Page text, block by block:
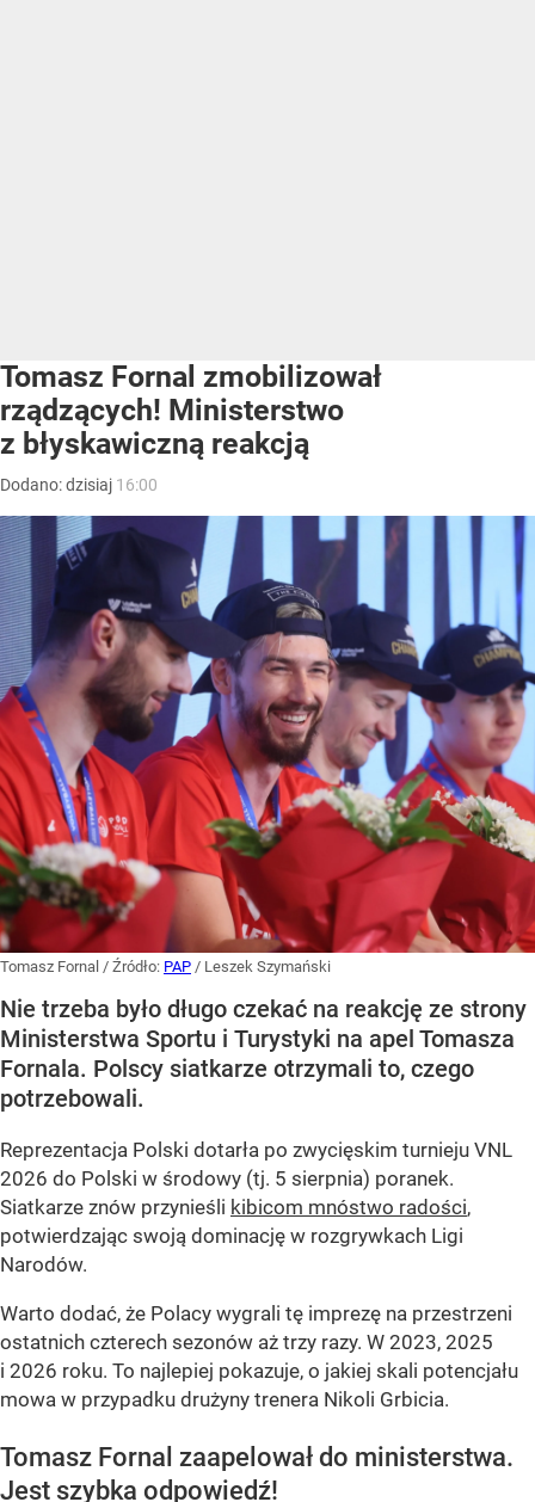
Tomasz Fornal zmobilizował
rządzących! Ministerstwo
z błyskawiczną reakcją
Dodano:dzisiaj 16:00
Tomasz Fornal / Źródło: PAP / Leszek Szymański
Nie trzeba było długo czekać na reakcję ze strony
Ministerstwa Sportu i Turystyki na apel Tomasza
Fornala. Polscy siatkarze otrzymali to, czego
potrzebowali.
Reprezentacja Polski dotarła po zwycięskim turnieju VNL
2026 do Polski w środowy (tj. 5 sierpnia) poranek.
Siatkarze znów przynieśli kibicom mnóstwo radości,
potwierdzając swoją dominację w rozgrywkach Ligi
Narodów.
Warto dodać, że Polacy wygrali tę imprezę na przestrzeni
ostatnich czterech sezonów aż trzy razy. W 2023, 2025
i 2026 roku. To najlepiej pokazuje, o jakiej skali potencjału
mowa w przypadku drużyny trenera Nikoli Grbicia.
Tomasz Fornal zaapelował do ministerstwa.
Jest szybka odpowiedź!